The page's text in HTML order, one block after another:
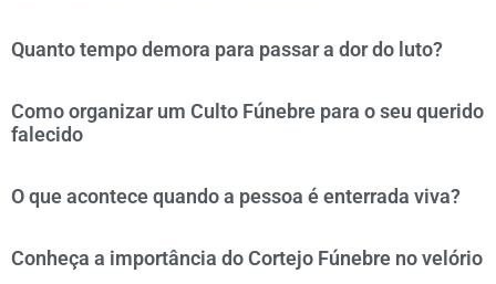
Quanto tempo demora para passar a dor do luto?
Como organizar um Culto Fúnebre para o seu querido
falecido
O que acontece quando a pessoa é enterrada viva?
Conheça a importância do Cortejo Fúnebre no velório